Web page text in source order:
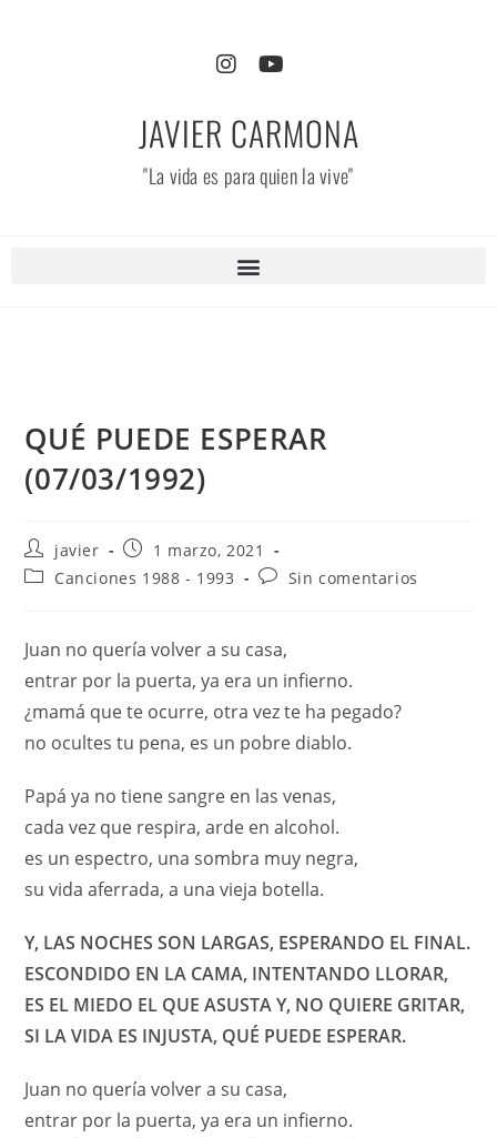
JAVIER CARMONA
"La vida es para quien la vive"
QUÉ PUEDE ESPERAR
(07/03/1992)
javier
1 marzo, 2021
Canciones 1988 - 1993
Sin comentarios
Juan no quería volver a su casa,
entrar por la puerta, ya era un infierno.
¿mamá que te ocurre, otra vez te ha pegado?
no ocultes tu pena, es un pobre diablo.
Papá ya no tiene sangre en las venas,
cada vez que respira, arde en alcohol.
es un espectro, una sombra muy negra,
su vida aferrada, a una vieja botella.
Y, LAS NOCHES SON LARGAS, ESPERANDO EL FINAL.
ESCONDIDO EN LA CAMA, INTENTANDO LLORAR,
ES EL MIEDO EL QUE ASUSTA Y, NO QUIERE GRITAR,
SI LA VIDA ES INJUSTA, QUÉ PUEDE ESPERAR.
Juan no quería volver a su casa,
entrar por la puerta, ya era un infierno.